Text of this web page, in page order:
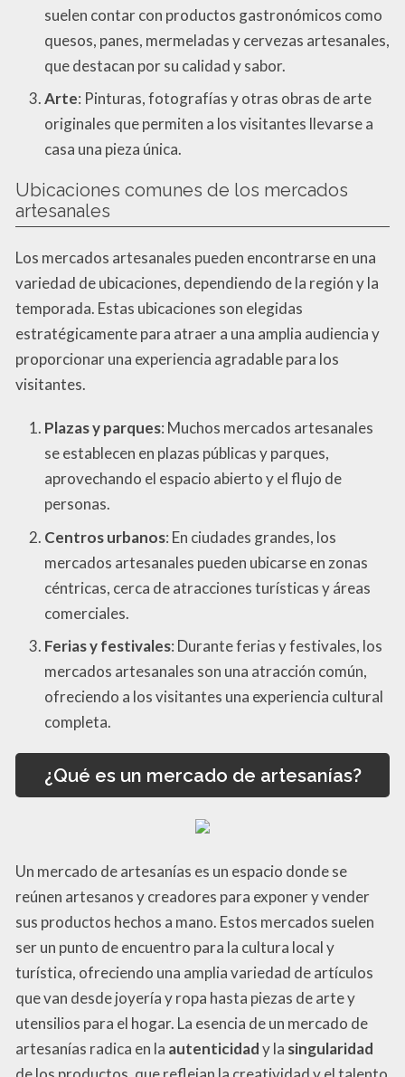
suelen contar con productos gastronómicos como
quesos, panes, mermeladas y cervezas artesanales,
que destacan por su calidad y sabor.
Arte: Pinturas, fotografías y otras obras de arte
originales que permiten a los visitantes llevarse a
casa una pieza única.
Ubicaciones comunes de los mercados
artesanales
Los mercados artesanales pueden encontrarse en una
variedad de ubicaciones, dependiendo de la región y la
temporada. Estas ubicaciones son elegidas
estratégicamente para atraer a una amplia audiencia y
proporcionar una experiencia agradable para los
visitantes.
Plazas y parques: Muchos mercados artesanales
se establecen en plazas públicas y parques,
aprovechando el espacio abierto y el flujo de
personas.
Centros urbanos: En ciudades grandes, los
mercados artesanales pueden ubicarse en zonas
céntricas, cerca de atracciones turísticas y áreas
comerciales.
Ferias y festivales: Durante ferias y festivales, los
mercados artesanales son una atracción común,
ofreciendo a los visitantes una experiencia cultural
completa.
¿Qué es un mercado de artesanías?
Un mercado de artesanías es un espacio donde se
reúnen artesanos y creadores para exponer y vender
sus productos hechos a mano. Estos mercados suelen
ser un punto de encuentro para la cultura local y
turística, ofreciendo una amplia variedad de artículos
que van desde joyería y ropa hasta piezas de arte y
utensilios para el hogar. La esencia de un mercado de
artesanías radica en la autenticidady la singularidad